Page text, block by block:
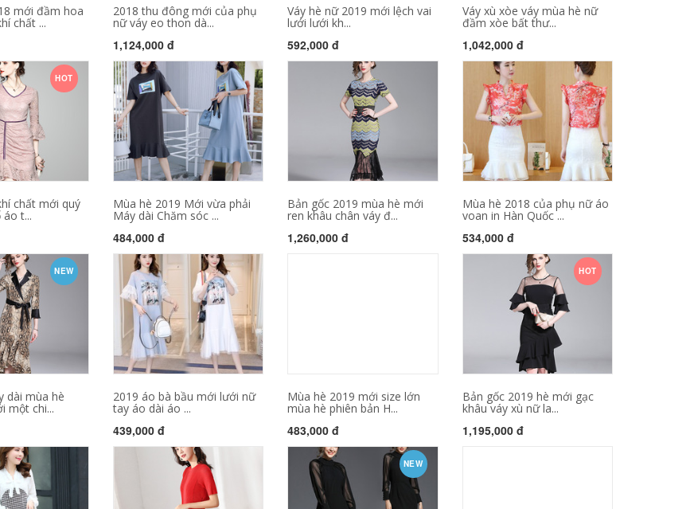
mới đầm hoa
chất ...
2018 thu đông mới của phụ
nữ váy eo thon dà...
1,124,000 đ
Váy hè nữ 2019 mới lệch vai
lưới lưới kh...
592,000 đ
Váy xù xòe váy mùa hè nữ
đầm xòe bất thư...
1,042,000 đ
HOT
chất mới quý
áo t...
Mùa hè 2019 Mới vừa phải
Máy dài Chăm sóc ...
484,000 đ
Bản gốc 2019 mùa hè mới
ren khâu chân váy đ...
1,260,000 đ
Mùa hè 2018 của phụ nữ áo
voan in Hàn Quốc ...
534,000 đ
NEW
dài mùa hè
một chi...
2019 áo bà bầu mới lưới nữ
tay áo dài áo ...
439,000 đ
Mùa hè 2019 mới size lớn
mùa hè phiên bản H...
483,000 đ
HOT
Bản gốc 2019 hè mới gạc
khâu váy xù nữ la...
1,195,000 đ
NEW